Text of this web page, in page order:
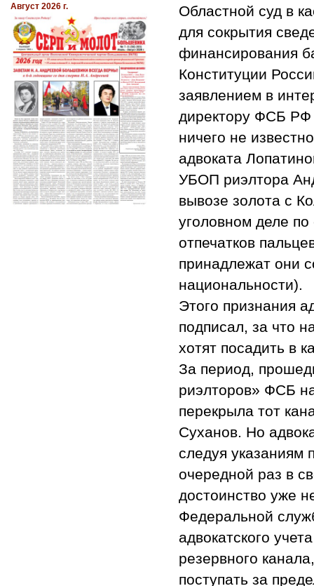
Областной суд в
для сокрытия
финансирования
Конституции
заявлением в
директору ФСБ РФ
ничего не
адвоката
УБОП риэлтора
вывозе золота с
уголовном деле
отпечатков
принадлежат они
национальности).
Этого признания
подписал, за что
хотят посадить в
За период,
риэлторов» ФСБ
перекрыла тот
Суханов. Но
следуя указаниям
очередной раз в
достоинство уже
Федеральной
адвокатского
резервного
поступать за
Август 2026 г.